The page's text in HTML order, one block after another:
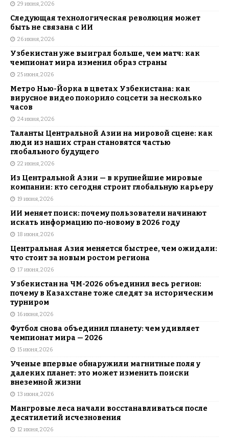
29 июня, 2026
Следующая технологическая революция может
быть не связана с ИИ
26 июня, 2026
Узбекистан уже выиграл больше, чем матч: как
чемпионат мира изменил образ страны
25 июня, 2026
Метро Нью-Йорка в цветах Узбекистана: как
вирусное видео покорило соцсети за несколько
часов
24 июня, 2026
Таланты Центральной Азии на мировой сцене: как
люди из наших стран становятся частью
глобального будущего
22 июня, 2026
Из Центральной Азии — в крупнейшие мировые
компании: кто сегодня строит глобальную карьеру
19 июня, 2026
ИИ меняет поиск: почему пользователи начинают
искать информацию по-новому в 2026 году
18 июня, 2026
Центральная Азия меняется быстрее, чем ожидали:
что стоит за новым ростом региона
17 июня, 2026
Узбекистан на ЧМ-2026 объединил весь регион:
почему в Казахстане тоже следят за историческим
турниром
16 июня, 2026
Футбол снова объединил планету: чем удивляет
чемпионат мира — 2026
15 июня, 2026
Ученые впервые обнаружили магнитные поля у
далеких планет: это может изменить поиски
внеземной жизни
13 июня, 2026
Мангровые леса начали восстанавливаться после
десятилетий исчезновения
12 июня, 2026